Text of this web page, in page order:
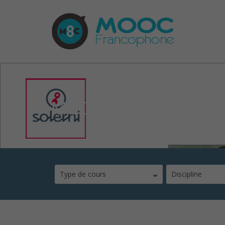
MOOC Une brève
Type de cours Discipline